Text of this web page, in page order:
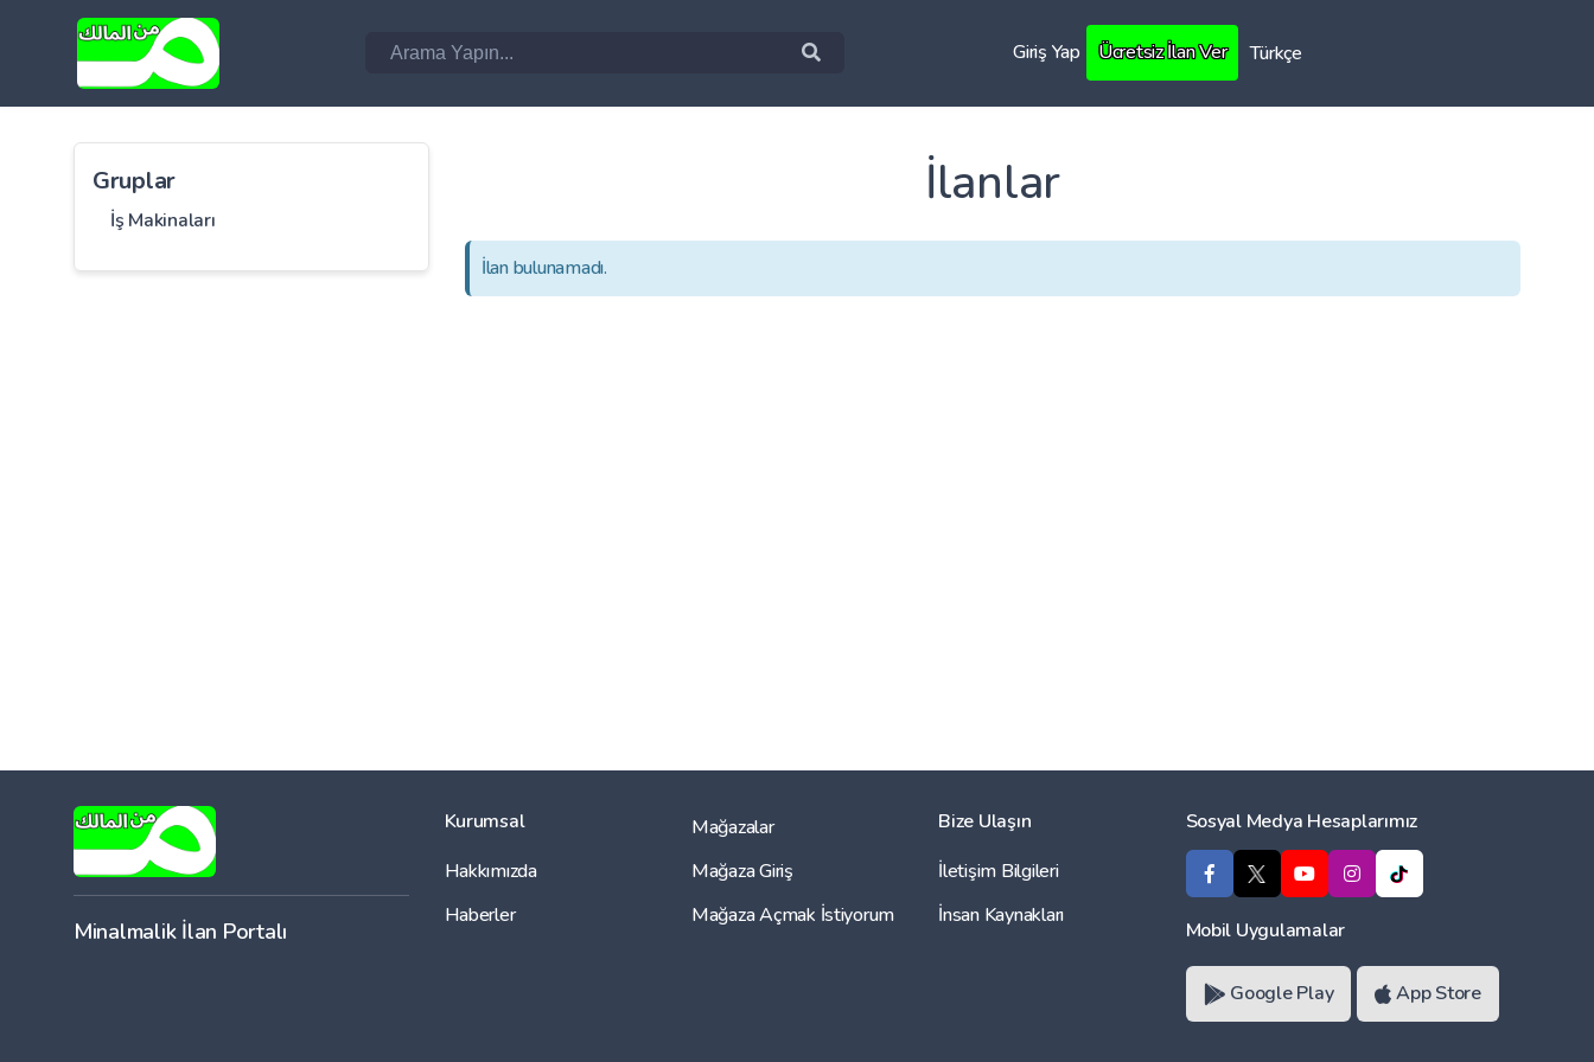
Giriş Yap Ücretsiz İlan Ver Türkçe
Gruplar
İş Makinaları
İlanlar
İlan bulunamadı.
Minalmalik İlan Portalı
Kurumsal
Hakkımızda
Haberler
Mağazalar
Mağaza Giriş
Mağaza Açmak İstiyorum
Bize Ulaşın
İletişim Bilgileri
İnsan Kaynakları
Sosyal Medya Hesaplarımız
Mobil Uygulamalar
Google Play App Store